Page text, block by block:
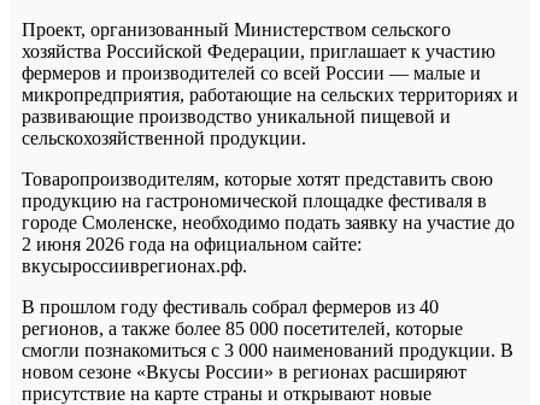
Проект, организованный Министерством сельского
хозяйства Российской Федерации, приглашает к участию
фермеров и производителей со всей России — малые и
микропредприятия, работающие на сельских территориях и
развивающие производство уникальной пищевой и
сельскохозяйственной продукции.
Товаропроизводителям, которые хотят представить свою
продукцию на гастрономической площадке фестиваля в
городе Смоленске, необходимо подать заявку на участие до
2 июня 2026 года на официальном сайте:
вкусыроссииврегионах.рф.
В прошлом году фестиваль собрал фермеров из 40
регионов, а также более 85 000 посетителей, которые
смогли познакомиться с 3 000 наименований продукции. В
новом сезоне «Вкусы России» в регионах расширяют
присутствие на карте страны и открывают новые